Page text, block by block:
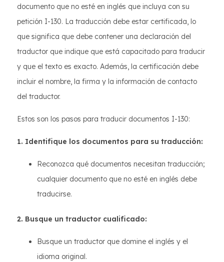
documento que no esté en inglés que incluya con su
petición I-130. La traducción debe estar certificada, lo
que significa que debe contener una declaración del
traductor que indique que está capacitado para traducir
y que el texto es exacto. Además, la certificación debe
incluir el nombre, la firma y la información de contacto
del traductor.
Estos son los pasos para traducir documentos I-130:
1. Identifique los documentos para su traducción:
Reconozca qué documentos necesitan traducción;
cualquier documento que no esté en inglés debe
traducirse.
2. Busque un traductor cualificado:
Busque un traductor que domine el inglés y el
idioma original.